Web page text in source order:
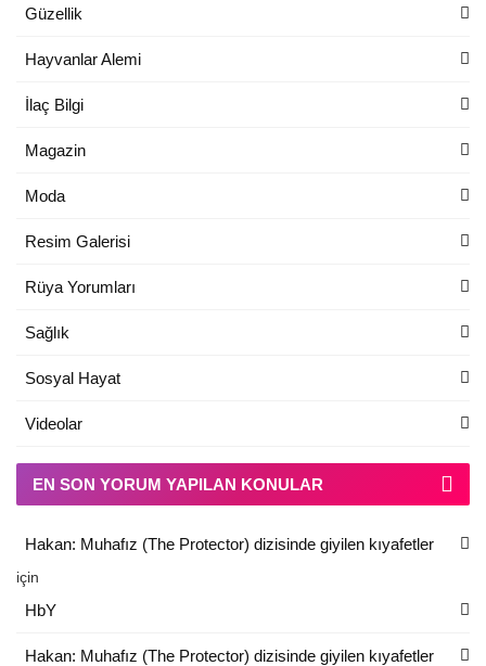
Güzellik
Hayvanlar Alemi
İlaç Bilgi
Magazin
Moda
Resim Galerisi
Rüya Yorumları
Sağlık
Sosyal Hayat
Videolar
EN SON YORUM YAPILAN KONULAR
Hakan: Muhafız (The Protector) dizisinde giyilen kıyafetler
için
HbY
Hakan: Muhafız (The Protector) dizisinde giyilen kıyafetler